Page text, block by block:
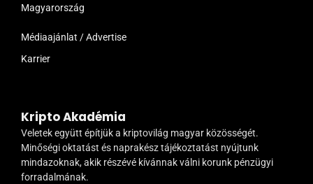
Magyarország
Médiaajánlat / Advertise
Karrier
Kripto Akadémia
Veletek együtt építjük a kriptovilág magyar közösségét.
Minőségi oktatást és naprakész tájékoztatást nyújtunk
mindazoknak, akik részévé kívánnak válni korunk pénzügyi
forradalmának.